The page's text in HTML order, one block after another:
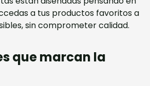
a tus productos favoritos a
sin comprometer calidad.
que marcan la